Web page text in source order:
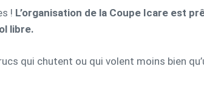
! L’organisation de la Coupe Icare est
libre.
qui chutent ou qui volent moins bien